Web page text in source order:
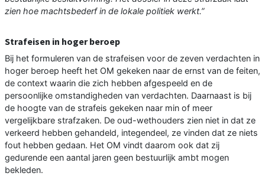
zien hoe machtsbederf in de lokale politiek werkt.”
Strafeisen in hoger beroep
Bij het formuleren van de strafeisen voor de zeven verdachten in
hoger beroep heeft het OM gekeken naar de ernst van de feiten,
de context waarin die zich hebben afgespeeld en de
persoonlijke omstandigheden van verdachten. Daarnaast is bij
de hoogte van de strafeis gekeken naar min of meer
vergelijkbare strafzaken. De oud-wethouders zien niet in dat ze
verkeerd hebben gehandeld, integendeel, ze vinden dat ze niets
fout hebben gedaan. Het OM vindt daarom ook dat zij
gedurende een aantal jaren geen bestuurlijk ambt mogen
bekleden.